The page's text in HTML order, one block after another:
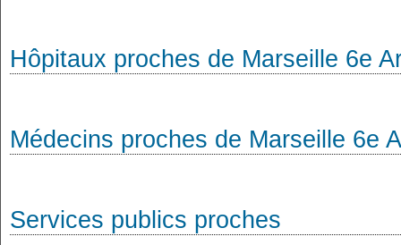
Hôpitaux proches de Marseille 6e
Médecins proches de Marseille 6e
Services publics proches